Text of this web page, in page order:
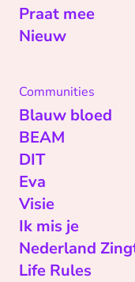
Praat mee
Nieuw
Communities
Blauw bloed
BEAM
DIT
Eva
Visie
Ik mis je
Nederland
Life Rules